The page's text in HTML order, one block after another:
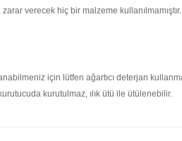
verecek hiç bir malzeme kullanılmamıştır.
için lütfen ağartıcı deterjan
kurutulmaz, ılık ütü ile ütülenebilir.